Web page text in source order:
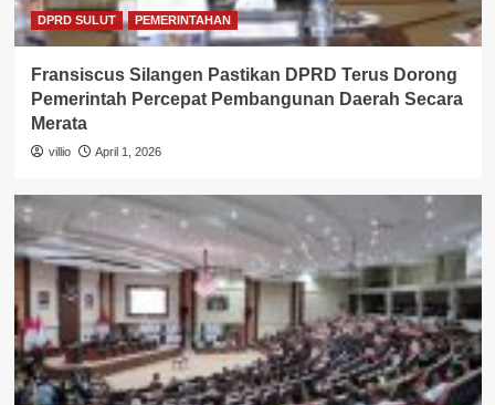
DPRD SULUT PEMERINTAHAN
Fransiscus Silangen Pastikan DPRD Terus Dorong
Pemerintah Percepat Pembangunan Daerah Secara
Merata
villio April 1, 2026